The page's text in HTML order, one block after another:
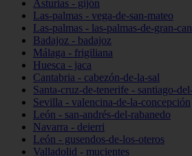
Asturias - gijón
Las-palmas - vega-de-san-mateo
Las-palmas - las-palmas-de-gran-
Badajoz - badajoz
Málaga - frigiliana
Huesca - jaca
Cantabria - cabezón-de-la-sal
Santa-cruz-de-tenerife - santiago-
Sevilla - valencina-de-la-concepción
León - san-andrés-del-rabanedo
Navarra - deierri
León - gusendos-de-los-oteros
Valladolid - mucientes